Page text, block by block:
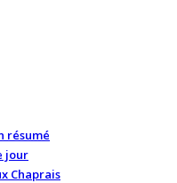
résumé
jour
Chaprais